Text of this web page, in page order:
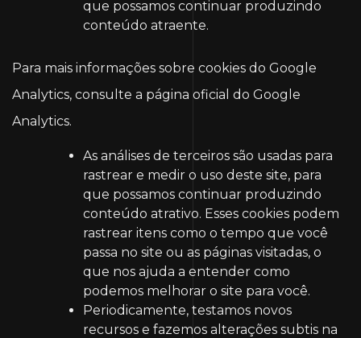
que possamos continuar produzindo
conteúdo atraente.
Para mais informações sobre cookies do Google
Analytics, consulte a página oficial do Google
Analytics.
As análises de terceiros são usadas para
rastrear e medir o uso deste site, para
que possamos continuar produzindo
conteúdo atrativo. Esses cookies podem
rastrear itens como o tempo que você
passa no site ou as páginas visitadas, o
que nos ajuda a entender como
podemos melhorar o site para você.
Periodicamente, testamos novos
recursos e fazemos alterações subtis na